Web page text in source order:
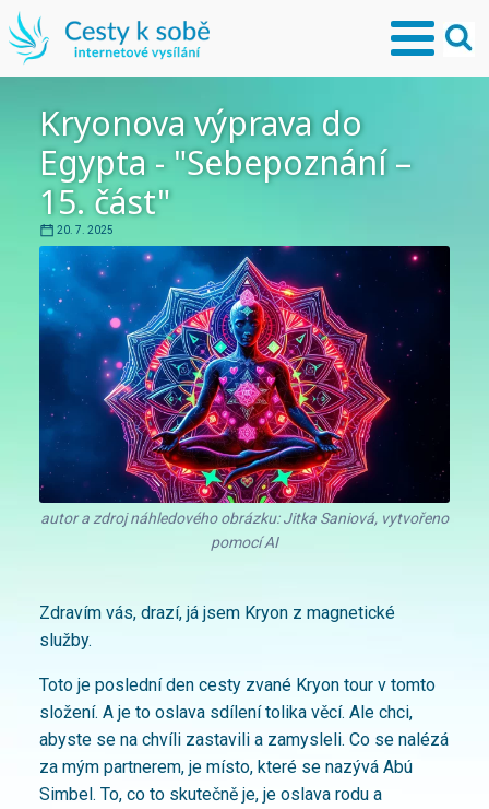
Kryonova výprava do
Egypta - "Sebepoznání –
15. část"
20. 7. 2025
autor a zdroj náhledového obrázku: Jitka Saniová, vytvořeno
pomocí AI
Zdravím vás, drazí, já jsem Kryon z magnetické
služby.
Toto je poslední den cesty zvané Kryon tour v tomto
složení. A je to oslava sdílení tolika věcí. Ale chci,
abyste se na chvíli zastavili a zamysleli. Co se nalézá
za mým partnerem, je místo, které se nazývá Abú
Simbel. To, co to skutečně je, je oslava rodu a